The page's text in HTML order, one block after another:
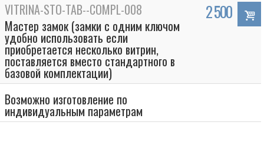
VITRINA-STO-TAB--COMPL-008
Мастер замок (замки с одним ключом
удобно использовать если
приобретается несколько витрин,
поставляется вместо стандартного в
базовой комплектации)
2 500
Возможно изготовление по
индивидуальным параметрам